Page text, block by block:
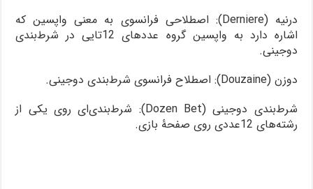
درنیه (Derniere): اصطلاحی فرانسوی به معنی واپسین که
اشاره دارد به واپسین گروه عددهای 12تایی در شرط‌بندی
دوجینی.
دوزن (Douzaine): اصطلاح فرانسوی شرط‌بندی دوجینی.
شرط‌بندی دوجینی (Dozen Bet): شرط‌بندی‌ای روی یکی از
رشته‌های 12عددی روی صفحۀ بازی.